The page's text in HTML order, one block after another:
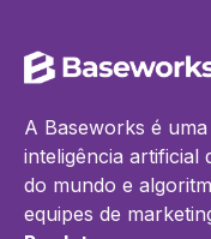
A Baseworks é
inteligência artificial
do mundo e
equipes de